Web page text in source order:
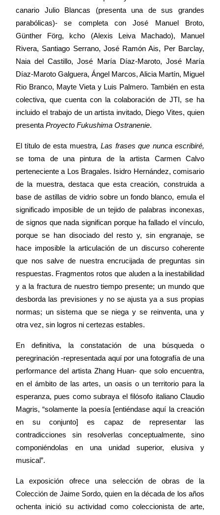
canario Julio Blancas (presenta una de sus grandes
parabólicas)- se completa con José Manuel Broto,
Günther Förg, kcho (Alexis Leiva Machado), Manuel
Rivera, Santiago Serrano, José Ramón Ais, Per Barclay,
Naia del Castillo, José María Díaz-Maroto, José María
Díaz-Maroto Galguera, Ángel Marcos, Alicia Martín, Miguel
Rio Branco, Mayte Vieta y Luis Palmero. También en esta
colectiva, que cuenta con la colaboración de JTI, se ha
incluido el trabajo de un artista invitado, Diego Vites, quien
presenta Proyecto Fukushima Ostranenie.
El título de esta muestra, Las frases que nunca escribiré,
se toma de una pintura de la artista Carmen Calvo
perteneciente a Los Bragales. Isidro Hernández, comisario
de la muestra, destaca que esta creación, construida a
base de astillas de vidrio sobre un fondo blanco, emula el
significado imposible de un tejido de palabras inconexas,
de signos que nada significan porque ha fallado el vínculo,
porque se han disociado del resto y, sin engranaje, se
hace imposible la articulación de un discurso coherente
que nos salve de nuestra encrucijada de preguntas sin
respuestas. Fragmentos rotos que aluden a la inestabilidad
y a la fractura de nuestro tiempo presente; un mundo que
desborda las previsiones y no se ajusta ya a sus propias
normas; un sistema que se niega y se reinventa, una y
otra vez, sin logros ni certezas estables.
En definitiva, la constatación de una búsqueda o
peregrinación -representada aquí por una fotografía de una
performance del artista Zhang Huan- que solo encuentra,
en el ámbito de las artes, un oasis o un territorio para la
esperanza, pues como subraya el filósofo italiano Claudio
Magris, “solamente la poesía [entiéndase aquí la creación
en su conjunto] es capaz de representar las
contradicciones sin resolverlas conceptualmente, sino
componiéndolas en una unidad superior, elusiva y
musical”.
La exposición ofrece una selección de obras de
la
Colección de Jaime Sordo, quien en la década de los años
ochenta inició su actividad como coleccionista de arte,